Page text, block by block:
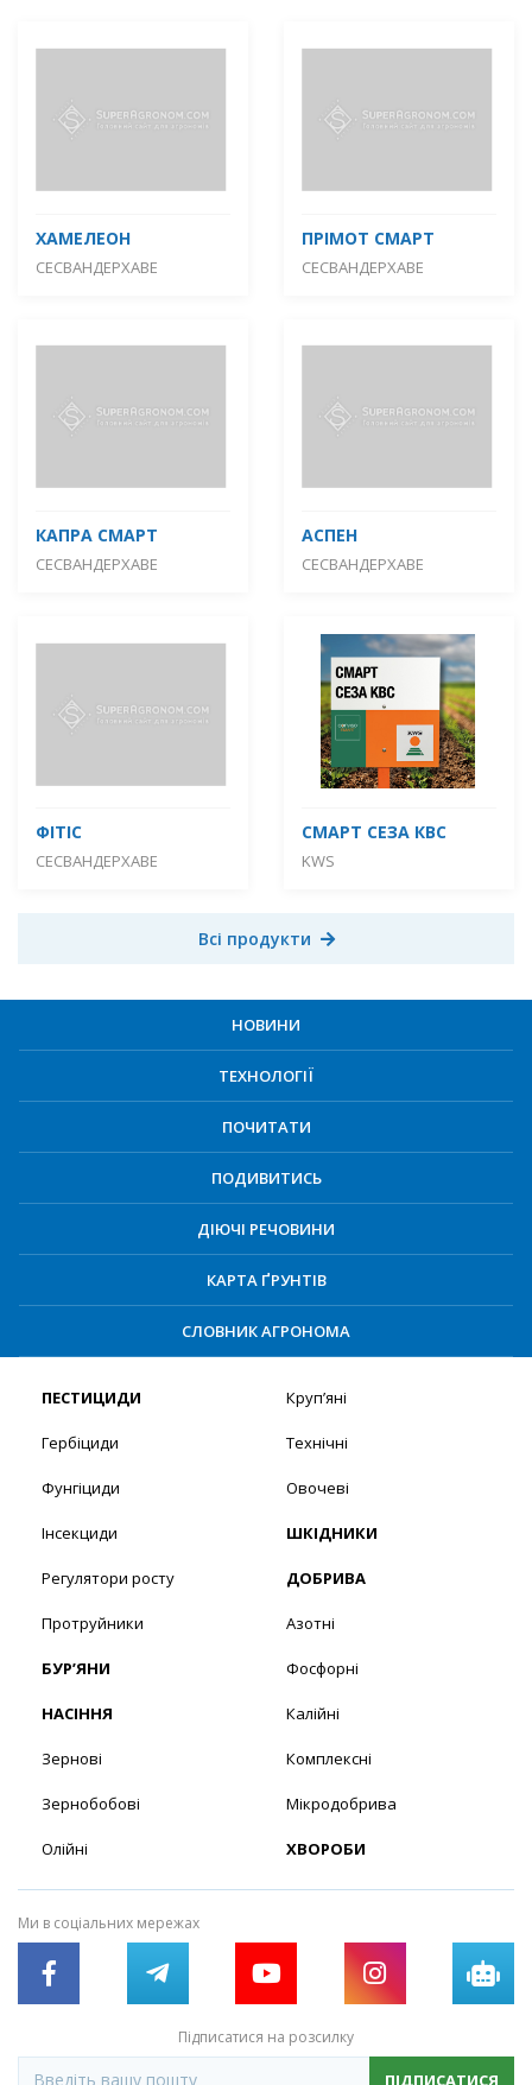
ХАМЕЛЕОН
СЕСВАНДЕРХАВЕ
ПРІМОТ СМАРТ
СЕСВАНДЕРХАВЕ
КАПРА СМАРТ
СЕСВАНДЕРХАВЕ
АСПЕН
СЕСВАНДЕРХАВЕ
ФІТІС
СЕСВАНДЕРХАВЕ
СМАРТ СЕЗА КВС
KWS
Всі продукти
НОВИНИ
ТЕХНОЛОГІЇ
ПОЧИТАТИ
ПОДИВИТИСЬ
ДІЮЧІ РЕЧОВИНИ
КАРТА ҐРУНТІВ
СЛОВНИК АГРОНОМА
ПЕСТИЦИДИ
Гербіциди
Фунгіциди
Інсекциди
Регулятори росту
Протруйники
БУР’ЯНИ
НАСІННЯ
Зернові
Зернобобові
Олійні
Круп’яні
Технічні
Овочеві
ШКІДНИКИ
ДОБРИВА
Азотні
Фосфорні
Калійні
Комплексні
Мікродобрива
ХВОРОБИ
Ми в соціальних мережах
Підписатися на розсилку
ПІДПИСАТИСЯ